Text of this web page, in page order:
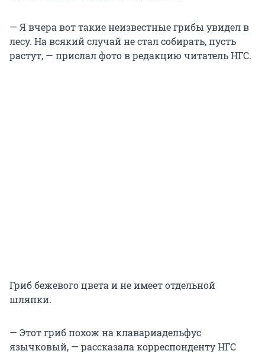
— Я вчера вот такие неизвестные грибы увидел в
лесу. На всякий случай не стал собирать, пусть
растут, — прислал фото в редакцию читатель НГС.
Гриб бежевого цвета и не имеет отдельной
шляпки.
— Этот гриб похож на клавариадельфус
язычковый, — рассказала корреспонденту НГС